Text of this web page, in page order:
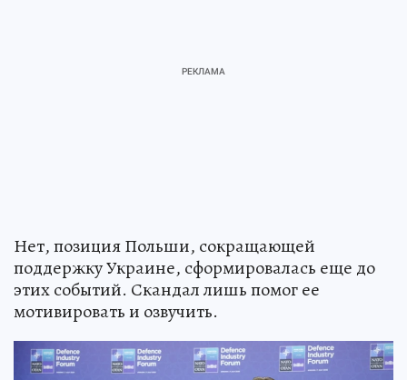
Нет, позиция Польши, сокращающей
поддержку Украине, сформировалась еще до
этих событий. Скандал лишь помог ее
мотивировать и озвучить.